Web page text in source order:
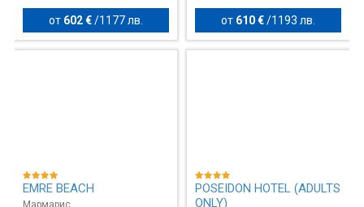
от 602 € / 1177 лв. от 610 €/ 1193 лв.
EMRE BEACH
Мармарис
POSEIDON HOTEL (ADULTS
ONLY)